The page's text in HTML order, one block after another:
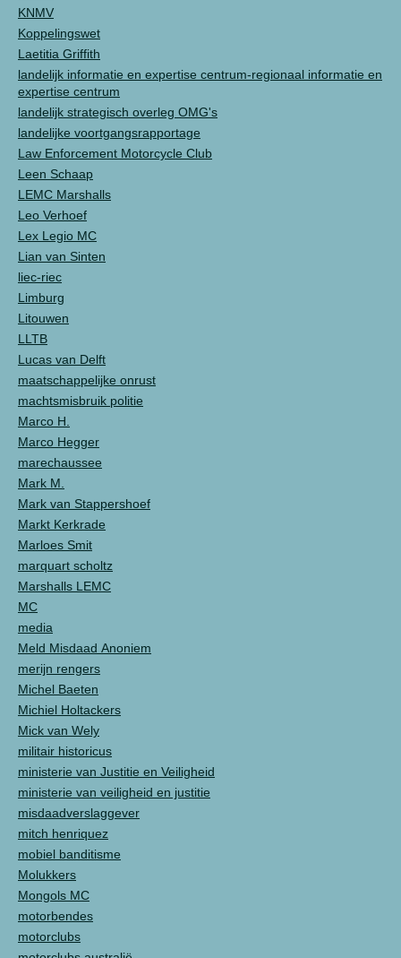
KNMV
Koppelingswet
Laetitia Griffith
landelijk informatie en expertise centrum-regionaal informatie en
expertise centrum
landelijk strategisch overleg OMG's
landelijke voortgangsrapportage
Law Enforcement Motorcycle Club
Leen Schaap
LEMC Marshalls
Leo Verhoef
Lex Legio MC
Lian van Sinten
liec-riec
Limburg
Litouwen
LLTB
Lucas van Delft
maatschappelijke onrust
machtsmisbruik politie
Marco H.
Marco Hegger
marechaussee
Mark M.
Mark van Stappershoef
Markt Kerkrade
Marloes Smit
marquart scholtz
Marshalls LEMC
MC
media
Meld Misdaad Anoniem
merijn rengers
Michel Baeten
Michiel Holtackers
Mick van Wely
militair historicus
ministerie van Justitie en Veiligheid
ministerie van veiligheid en justitie
misdaadverslaggever
mitch henriquez
mobiel banditisme
Molukkers
Mongols MC
motorbendes
motorclubs